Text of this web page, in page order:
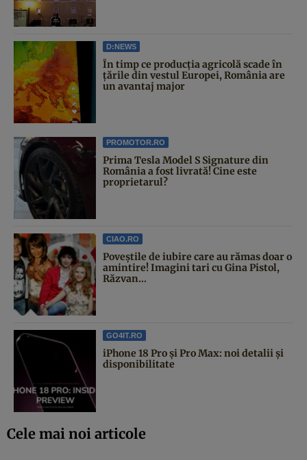
D:NEWS
În timp ce producția agricolă scade în
țările din vestul Europei, România are
un avantaj major
PROMOTOR.RO
Prima Tesla Model S Signature din
România a fost livrată! Cine este
proprietarul?
CIAO.RO
Poveştile de iubire care au rămas doar o
amintire! Imagini tari cu Gina Pistol,
Răzvan...
GO4IT.RO
iPhone 18 Pro și Pro Max: noi detalii și
disponibilitate
Cele mai noi articole